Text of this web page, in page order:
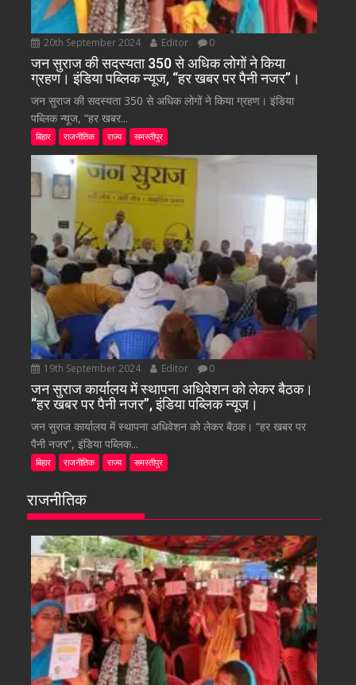
20th September 2024 Editor 0
जन सुराज की सदस्यता 350 से अधिक लोगों ने किया
ग्रहण। इंडिया पब्लिक न्यूज, “हर खबर पर पैनी नजर”।
जन सुराज की सदस्यता 350 से अधिक लोगों ने किया ग्रहण। इंडिया
पब्लिक न्यूज, “हर खबर...
बिहार राजनीतिक राज्य समस्तीपुर
19th September 2024 Editor 0
जन सुराज कार्यालय में स्थापना अधिवेशन को लेकर बैठक।
“हर खबर पर पैनी नजर”, इंडिया पब्लिक न्यूज।
जन सुराज कार्यालय में स्थापना अधिवेशन को लेकर बैठक। “हर खबर पर
पैनी नजर”, इंडिया पब्लिक...
बिहार राजनीतिक राज्य समस्तीपुर
राजनीतिक